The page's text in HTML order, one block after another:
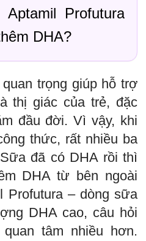
Profutura
DHA?
trọng giúp hỗ trợ
thị giác của trẻ, đặc
đầu đời. Vì vậy, khi
thức, rất nhiều ba
đã có DHA rồi thì
DHA từ bên ngoài
Profutura – dòng sữa
DHA cao, câu hỏi
tâm nhiều hơn.